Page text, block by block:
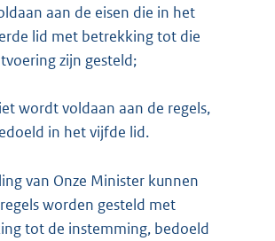
aan de eisen die in het
lid met betrekking tot die
zijn gesteld;
wordt voldaan aan de regels,
in het vijfde lid.
van Onze Minister kunnen
worden gesteld met
tot de instemming, bedoeld